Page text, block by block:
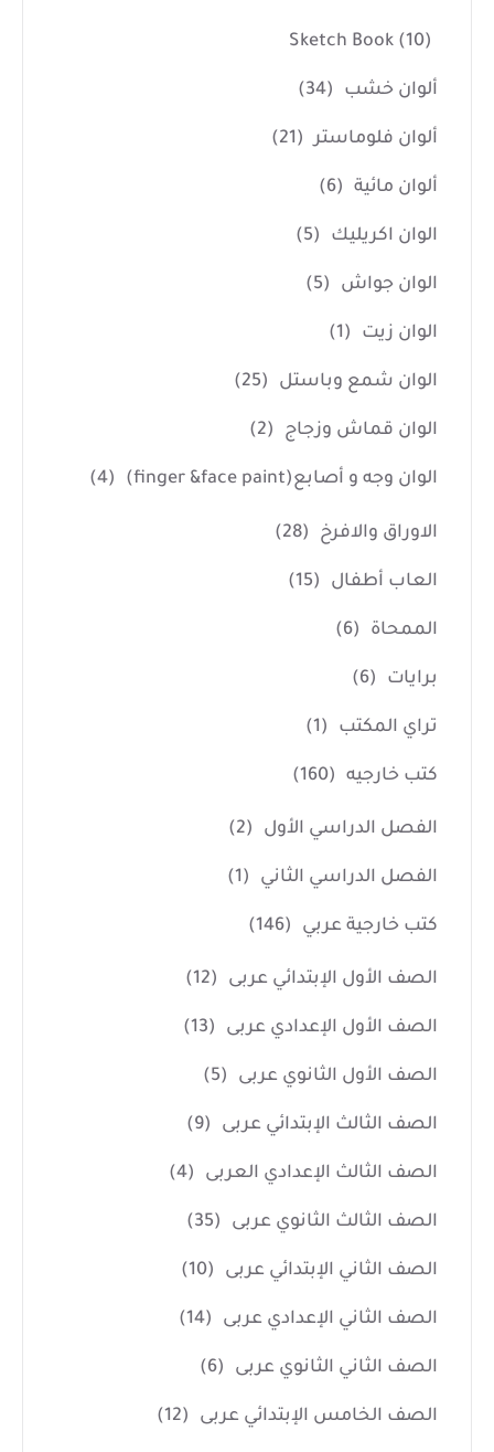
Sketch Book (10)
ألوان خشب (34)
ألوان فلوماستر (21)
ألوان مائية (6)
الوان اكريليك (5)
الوان جواش (5)
الوان زيت (1)
الوان شمع وباستل (25)
الوان قماش وزجاج (2)
الوان وجه و أصابع(finger &face paint) (4)
الاوراق والافرخ (28)
العاب أطفال (15)
الممحاة (6)
برايات (6)
تراي المكتب (1)
كتب خارجيه (160)
الفصل الدراسي الأول (2)
الفصل الدراسي الثاني (1)
كتب خارجية عربي (146)
الصف الأول الإبتدائي عربى (12)
الصف الأول الإعدادي عربى (13)
الصف الأول الثانوي عربى (5)
الصف الثالث الإبتدائي عربى (9)
الصف الثالث الإعدادي العربى (4)
الصف الثالث الثانوي عربى (35)
الصف الثاني الإبتدائي عربى (10)
الصف الثاني الإعدادي عربى (14)
الصف الثاني الثانوي عربى (6)
الصف الخامس الإبتدائي عربى (12)